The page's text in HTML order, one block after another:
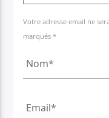
Votre adresse email ne
marqués *